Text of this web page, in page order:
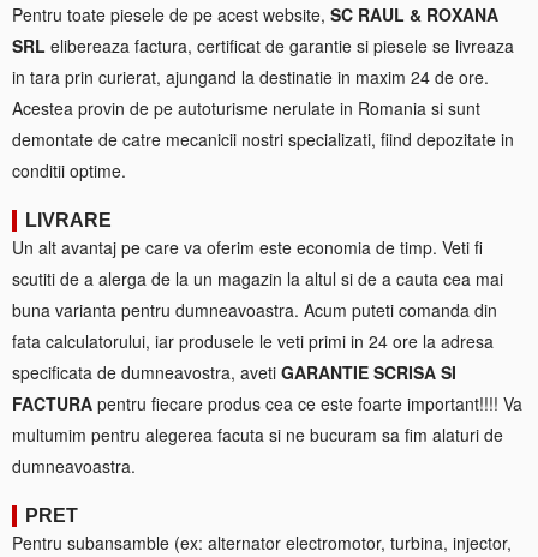
Pentru toate piesele de pe acest website, SC RAUL & ROXANA
SRL elibereaza factura, certificat de garantie si piesele se livreaza
in tara prin curierat, ajungand la destinatie in maxim 24 de ore.
Acestea provin de pe autoturisme nerulate in Romania si sunt
demontate de catre mecanicii nostri specializati, fiind depozitate in
conditii optime.
LIVRARE
Un alt avantaj pe care va oferim este economia de timp. Veti fi
scutiti de a alerga de la un magazin la altul si de a cauta cea mai
buna varianta pentru dumneavoastra. Acum puteti comanda din
fata calculatorului, iar produsele le veti primi in 24 ore la adresa
specificata de dumneavostra, aveti GARANTIE SCRISA SI
FACTURA pentru fiecare produs cea ce este foarte important!!!! Va
multumim pentru alegerea facuta si ne bucuram sa fim alaturi de
dumneavoastra.
PRET
Pentru subansamble (ex: alternator electromotor, turbina, injector,